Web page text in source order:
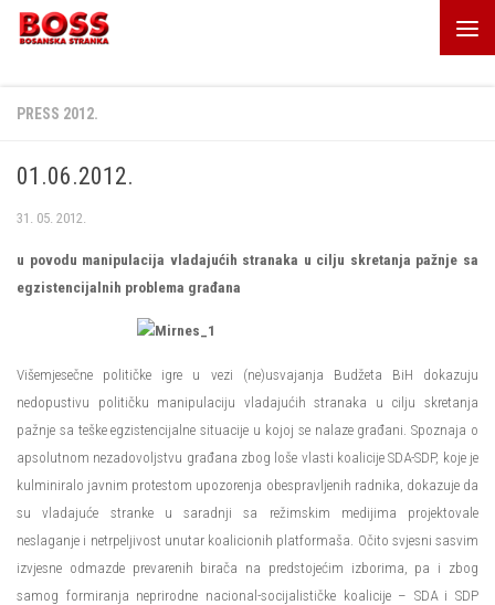
Skip to content
PRESS 2012.
01.06.2012.
31. 05. 2012.
u povodu manipulacija vladajućih stranaka u cilju skretanja pažnje sa
egzistencijalnih problema građana
Višemjesečne političke igre u vezi (ne)usvajanja Budžeta BiH dokazuju
nedopustivu političku manipulaciju vladajućih stranaka u cilju skretanja
pažnje sa teške egzistencijalne situacije u kojoj se nalaze građani. Spoznaja o
apsolutnom nezadovoljstvu građana zbog loše vlasti koalicije SDA-SDP, koje je
kulminiralo javnim protestom upozorenja obespravljenih radnika, dokazuje da
su vladajuće stranke u saradnji sa režimskim medijima projektovale
neslaganje i netrpeljivost unutar koalicionih platformaša. Očito svjesni sasvim
izvjesne odmazde prevarenih birača na predstojećim izborima, pa i zbog
samog formiranja neprirodne nacional-socijalističke koalicije – SDA i SDP